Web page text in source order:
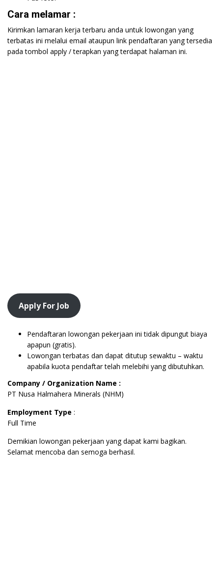
Cara melamar :
Kirimkan lamaran kerja terbaru anda untuk lowongan yang
terbatas ini melalui email ataupun link pendaftaran yang tersedia
pada tombol apply / terapkan yang terdapat halaman ini.
Apply For Job
Pendaftaran lowongan pekerjaan ini tidak dipungut biaya
apapun (gratis).
Lowongan terbatas dan dapat ditutup sewaktu – waktu
apabila kuota pendaftar telah melebihi yang dibutuhkan.
Company / Organization Name :
PT Nusa Halmahera Minerals (NHM)
Employment Type :
Full Time
Demikian lowongan pekerjaan yang dapat kami bagikan.
Selamat mencoba dan semoga berhasil.